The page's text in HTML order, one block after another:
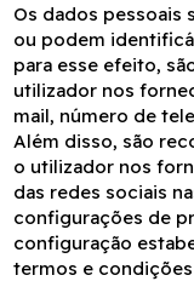
Os dados pessoais
ou podem
para esse efeito,
utilizador nos
mail, número de
Além disso, são
o utilizador nos
das redes sociais
configurações de
configuração
termos e